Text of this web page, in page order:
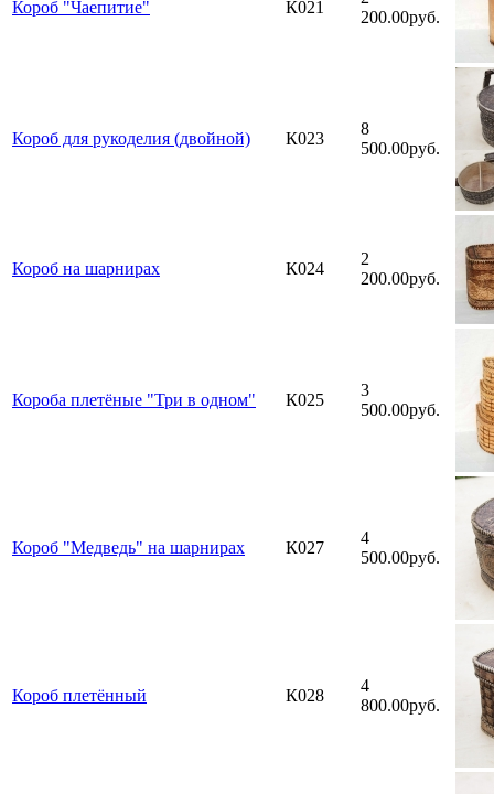
Короб "Чаепитие" К021
200.00руб.
Короб для рукоделия (двойной) К023
8
500.00руб.
Короб на шарнирах К024
2
200.00руб.
Короба плетёные "Три в одном" К025
3
500.00руб.
Короб "Медведь" на шарнирах К027
4
500.00руб.
Короб плетённый К028
4
800.00руб.